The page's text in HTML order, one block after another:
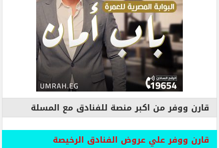
قارن ووفر من اكبر منصة للفنادق مع المسلة
قارن ووفر علي عروض الفنادق الرخيصة